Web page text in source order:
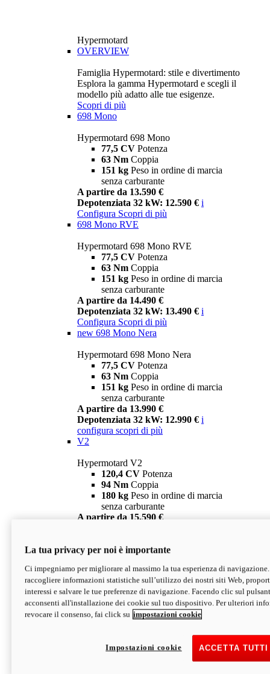
Hypermotard
OVERVIEW
Famiglia Hypermotard: stile e divertimento
Esplora la gamma Hypermotard e scegli il
modello più adatto alle tue esigenze.
Scopri di più
698 Mono
Hypermotard 698 Mono
77,5 CV Potenza
63 Nm Coppia
151 kg Peso in ordine di marcia
senza carburante
A partire da 13.590 €
Depotenziata 32 kW: 12.590 € i
Configura Scopri di più
698 Mono RVE
Hypermotard 698 Mono RVE
77,5 CV Potenza
63 Nm Coppia
151 kg Peso in ordine di marcia
senza carburante
A partire da 14.490 €
Depotenziata 32 kW: 13.490 € i
Configura Scopri di più
new 698 Mono Nera
Hypermotard 698 Mono Nera
77,5 CV Potenza
63 Nm Coppia
151 kg Peso in ordine di marcia
senza carburante
A partire da 13.990 €
Depotenziata 32 kW: 12.990 € i
configura scopri di più
V2
Hypermotard V2
120,4 CV Potenza
94 Nm Coppia
180 kg Peso in ordine di marcia
senza carburante
A partire da 15.590 €
V2 SP
Hypermotard V2 SP
120,4 CVPotenza
94 NmCoppia
177 kgPeso in ordine di marcia
senza carburante
Depotenziata 35 kW: 18.890 € i
configura scopri di più
La tua privacy per noi è importante
Ci impegniamo per migliorare al massimo la tua esperienza di
raccogliere informazioni statistiche sull’utilizzo dei nostri siti Web,
interessi e salvare le tue preferenze di navigazione. Facendo clic sul
acconsenti all'installazione dei cookie sul tuo dispositivo. Per ulteriori
revocare il consenso, fai click su impostazioni cookie
ACCETTA
Impostazioni cookie